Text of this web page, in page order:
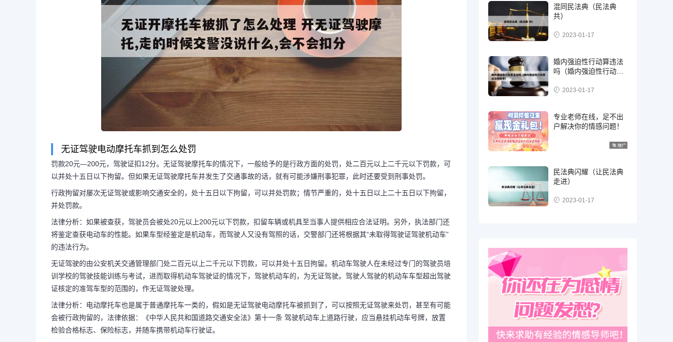
无证驾驶电动摩托车抓到怎么处罚
罚款20元—200元，驾驶证扣12分。无证驾驶摩托车的情况下，一般给予的是行政方面的处罚，处二百元以上二千元以下罚款，可
以并处十五日以下拘留。但如果无证驾驶摩托车并发生了交通事故的话，就有可能涉嫌刑事犯罪，此时还要受到刑事处罚。
行政拘留对屡次无证驾驶或影响交通安全的，处十五日以下拘留，可以并处罚款；情节严重的，处十五日以上二十五日以下拘留，
并处罚款。
法律分析：如果被查获，驾驶员会被处20元以上200元以下罚款，扣留车辆或机具至当事人提供相应合法证明。另外，执法部门还
将鉴定查获电动车的性能。如果车型经鉴定是机动车，而驾驶人又没有驾照的话，交警部门还将根据其“未取得驾驶证驾驶机动车”
的违法行为。
无证驾驶的由公安机关交通管理部门处二百元以上二千元以下罚款，可以并处十五日拘留。机动车驾驶人在未经过专门的驾驶员培
训学校的驾驶技能训练与考试，进而取得机动车驾驶证的情况下，驾驶机动车的，为无证驾驶。驾驶人驾驶的机动车车型超出驾驶
证核定的准驾车型的范围的，作无证驾驶处理。
法律分析：电动摩托车也是属于普通摩托车一类的，假如是无证驾驶电动摩托车被抓到了，可以按照无证驾驶来处罚，甚至有可能
会被行政拘留的，法律依据：《中华人民共和国道路交通安全法》第十一条 驾驶机动车上道路行驶，应当悬挂机动车号牌，放置
检验合格标志、保险标志，并随车携带机动车行驶证。
混同民法典（民法典
共）
2023-01-17
婚内强迫性行动算违法
吗（婚内强迫性行动算
2023-01-17
专业老师在线，足不出
户解决你的情感问题！
民法典闪耀（让民法典
走进）
2023-01-17
长按图片识别二维码阅读更多